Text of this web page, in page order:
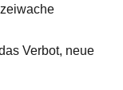
Verbot, neue